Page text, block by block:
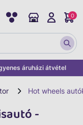
áruházi átvétel
0
Hot wheels
-